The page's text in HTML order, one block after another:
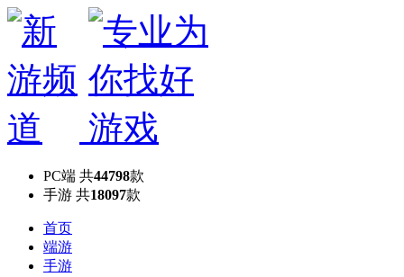
PC端 共44798款
手游 共18097款
首页
端游
手游